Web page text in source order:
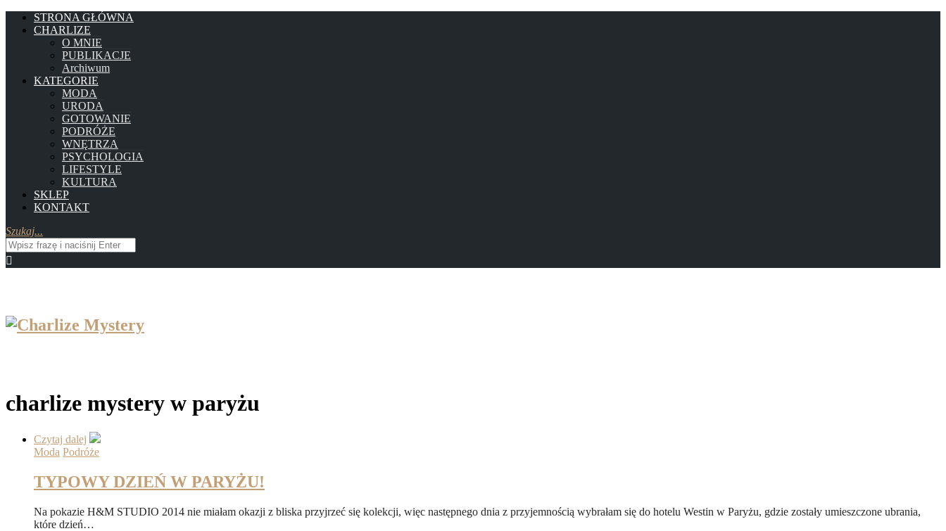
STRONA GŁÓWNA
CHARLIZE
O MNIE
PUBLIKACJE
Archiwum
KATEGORIE
MODA
URODA
GOTOWANIE
PODRÓŻE
WNĘTRZA
PSYCHOLOGIA
LIFESTYLE
KULTURA
SKLEP
KONTAKT
Szukaj...
charlize mystery w paryżu
Czytaj dalej
Moda Podróże
TYPOWY DZIEŃ W PARYŻU!
Na pokazie H&M STUDIO 2014 nie miałam okazji z bliska przyjrzeć się kolekcji, więc następnego dnia z przyjemnością wybrałam się do hotelu Westin w Paryżu, gdzie zostały umieszczone ubrania,
które dzień…